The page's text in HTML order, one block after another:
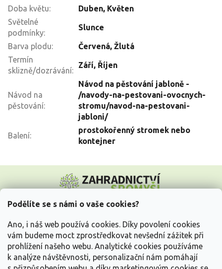
Podělíte se s námi o vaše cookies?
Ano, i náš web používá cookies. Díky povolení cookies
vám budeme moct zprostředkovat nevšední zážitek při
prohlížení našeho webu. Analytické cookies používáme
k analýze návštěvnosti, personalizační nám pomáhají
Doba květu:
Duben, Květen
Světelné
podmínky:
Slunce
Barva plodu:
Červená, Žlutá
Termín
sklizně/dozrávání:
Září, Říjen
Návod na
pěstování:
Návod na pěstování jabloně -
/navody-na-pestovani-ovocnych-
stromu/navod-na-pestovani-
jabloni/
Balení:
prostokořenný stromek nebo
kontejner
p
Vše o nákupu
Informace pro Vás